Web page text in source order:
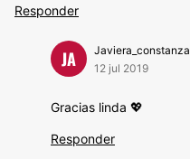
Responder
JA
Javiera_constanza
12 jul 2019
Gracias linda 💖
Responder